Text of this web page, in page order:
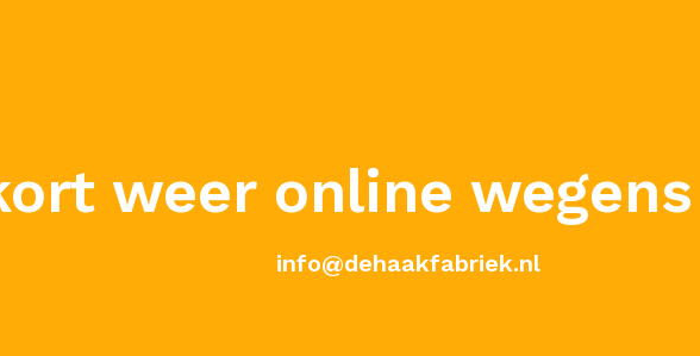
weer online
info@dehaakfabriek.nl